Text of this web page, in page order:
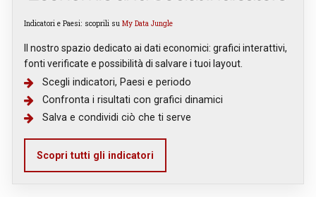
Indicatori e Paesi: scoprili su My Data Jungle
Il nostro spazio dedicato ai dati economici: grafici interattivi,
fonti verificate e possibilità di salvare i tuoi layout.
Scegli indicatori, Paesi e periodo
Confronta i risultati con grafici dinamici
Salva e condividi ciò che ti serve
Scopri tutti gli indicatori